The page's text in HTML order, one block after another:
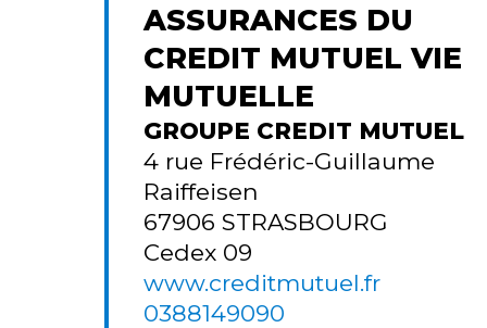
ASSURANCES DU
CREDIT MUTUEL VIE
MUTUELLE
GROUPE CREDIT MUTUEL
4 rue Frédéric-Guillaume
Raiffeisen
67906 STRASBOURG
Cedex 09
www.creditmutuel.fr
0388149090